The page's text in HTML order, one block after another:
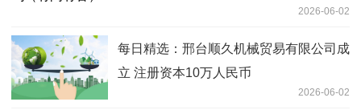
2026-06-02
每日精选：邢台顺久机械贸易有限公司成
立 注册资本10万人民币
2026-06-02